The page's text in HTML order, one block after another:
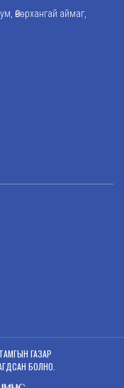
Өвөрхангай аймаг,
ГАЗАР
БОЛНО.